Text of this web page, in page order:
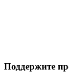
Поддержите